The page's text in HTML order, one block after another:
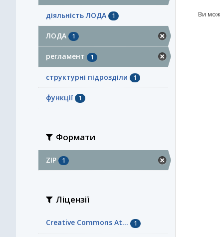
діяльність ЛОДА 1
ЛОДА 1
регламент 1
структурні підрозділи 1
функції 1
Формати
ZIP 1
Ліцензії
Creative Commons At... 1
Ви